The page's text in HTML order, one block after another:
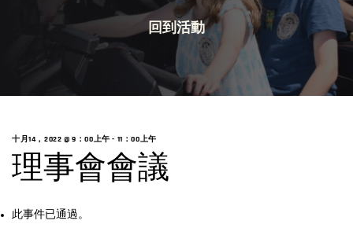
回到活動
十月14，2022 @ 9：00上午 - 11：00上午
理事會會議
此事件已通過。